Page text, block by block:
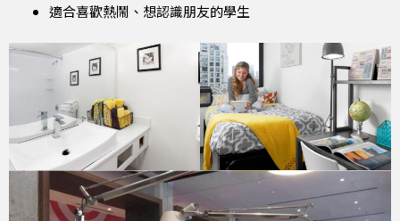
適合喜歡熱鬧、想認識朋友的學生